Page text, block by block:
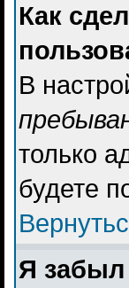
Как
В
только
будете
Я забыл